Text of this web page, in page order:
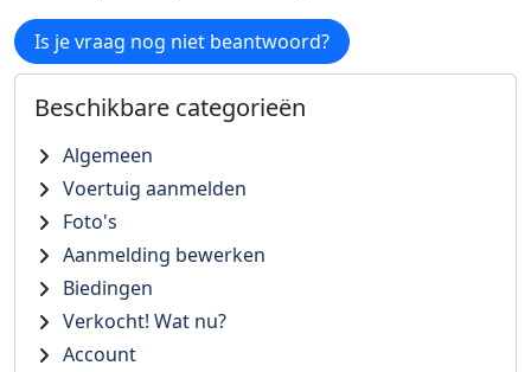
Is je vraag nog niet beantwoord?
Beschikbare categorieën
Algemeen
Voertuig aanmelden
Foto's
Aanmelding bewerken
Biedingen
Verkocht! Wat nu?
Account